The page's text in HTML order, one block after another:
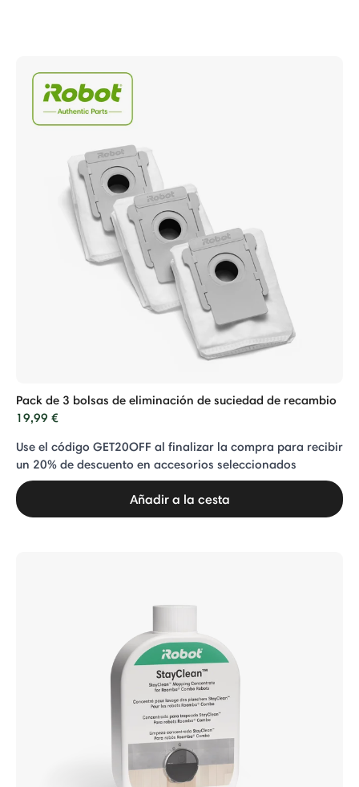
Pack de 3 bolsas de eliminación de suciedad de recambio
19,99 €
Use el código GET20OFF al finalizar la compra para recibir
un 20% de descuento en accesorios seleccionados
Añadir a la cesta